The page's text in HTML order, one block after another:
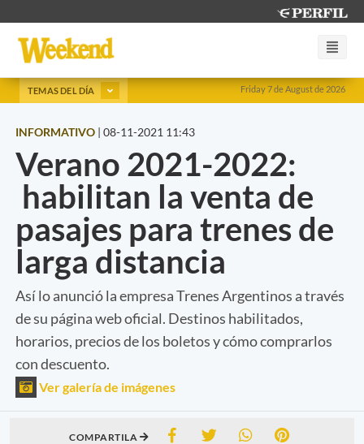
Friday 7 de August de 2026
TEMAS DEL DÍA
INFORMATIVO | 08-11-2021 11:43
Verano 2021-2022:
habilitan la venta de
pasajes para trenes de
larga distancia
Así lo anunció la empresa Trenes Argentinos a través
de su página web oficial. Destinos habilitados,
horarios, precios de los boletos y cómo comprarlos
con descuento.
Ver galería de imágenes
COMPARTILA